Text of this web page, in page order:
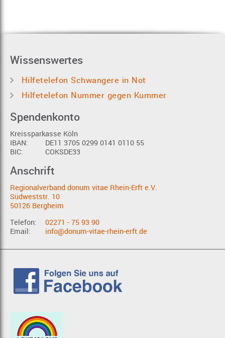
Wissenswertes
Hilfetelefon Schwangere in Not
Hilfetelefon Nummer gegen Kummer
Spendenkonto
Kreissparkasse Köln
IBAN:
DE11 3705 0299 0141 0110 55
BIC:
COKSDE33
Anschrift
Regionalverband donum vitae Rhein-Erft e.V.
Südweststr. 10
50126 Bergheim
Telefon:
02271 - 75 93 90
Email:
info@donum-vitae-rhein-erft.de